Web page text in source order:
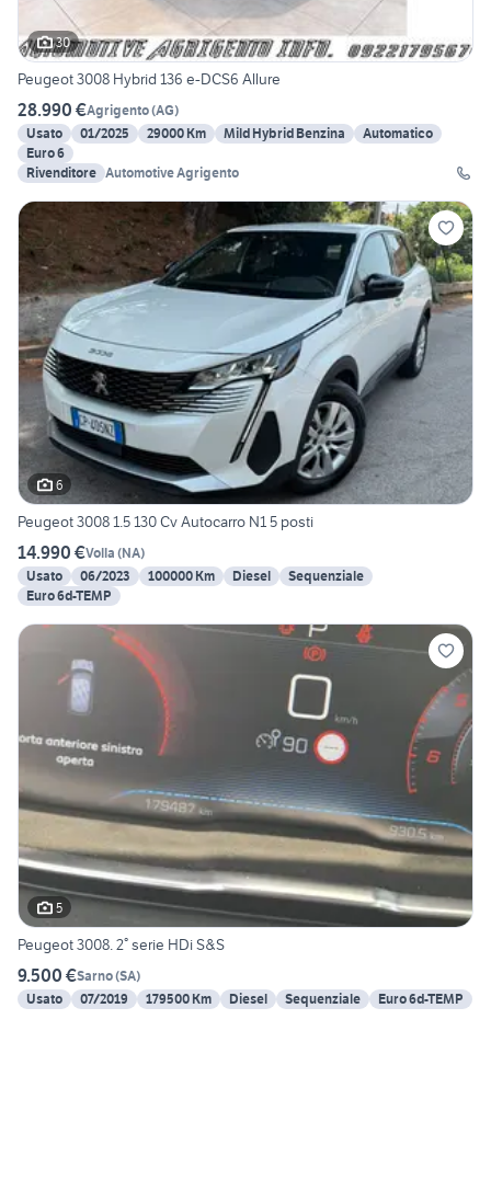
30
Peugeot 3008 Hybrid 136 e-DCS6 Allure
28.990 €Agrigento(AG)
Usato
01/2025 29000 Km Mild Hybrid Benzina
Automatico
Euro 6
Rivenditore Automotive Agrigento
6
Peugeot 3008 1.5 130 Cv Autocarro N1 5 posti
14.990 €Volla (NA)
Usato
06/2023 100000 Km Diesel
Sequenziale
Euro 6d-TEMP
5
Peugeot 3008. 2° serie HDi S&S
9.500 €Sarno(SA)
Usato
07/2019 179500 Km Diesel Sequenziale Euro 6d-TEMP